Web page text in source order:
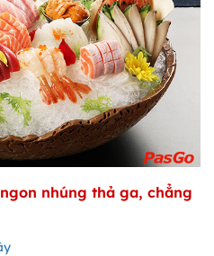
nhúng thả ga, chẳng